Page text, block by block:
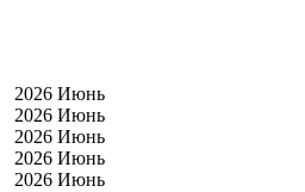
2026 Июнь
2026 Июнь
2026 Июнь
2026 Июнь
2026 Июнь